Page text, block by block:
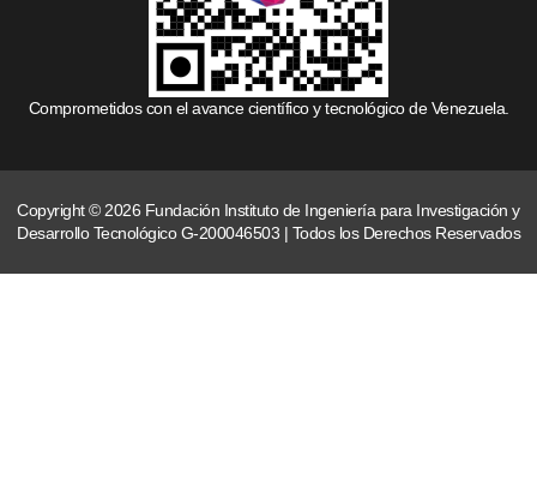
Comprometidos con el avance científico y tecnológico de Venezuela.
Copyright © 2026 Fundación Instituto de Ingeniería para Investigación y
Desarrollo Tecnológico G-200046503 | Todos los Derechos Reservados